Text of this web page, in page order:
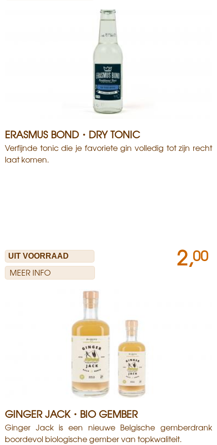
ERASMUS BOND・DRY TONIC
Verfijnde tonic die je favoriete gin volledig tot zijn recht
laat komen.
MEER INFO
2,00
GINGER JACK・BIO GEMBER
Ginger Jack is een nieuwe Belgische gemberdrank
boordevol biologische gember van topkwaliteit.